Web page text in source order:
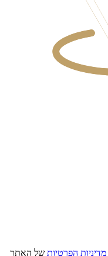
מדיניות הפרטיות של האתר